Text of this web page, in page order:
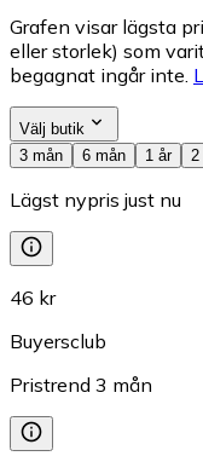
Grafen visar lägsta
eller storlek) som
begagnat ingår inte.
Välj butik
3 mån
6 mån 1 år 2
Lägst nypris just nu
46 kr
Buyersclub
Pristrend 3 mån